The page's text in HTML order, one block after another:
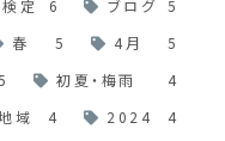
定 6 ブログ
5
春 5 4月
5
初夏・梅雨
4
域 4 2024
4